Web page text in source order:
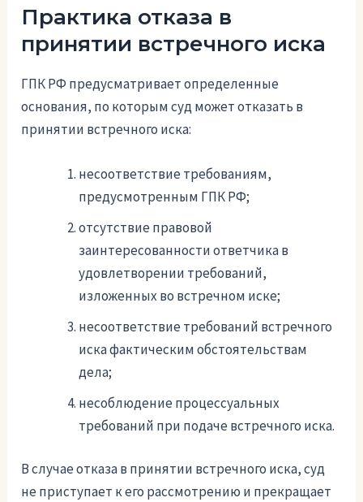
Практика отказа в
принятии встречного иска
ГПК РФ предусматривает определенные
основания, по которым суд может отказать в
принятии встречного иска:
несоответствие требованиям,
предусмотренным ГПК РФ;
отсутствие правовой
заинтересованности ответчика в
удовлетворении требований,
изложенных во встречном иске;
несоответствие требований встречного
иска фактическим обстоятельствам
дела;
несоблюдение процессуальных
требований при подаче встречного иска.
В случае отказа в принятии встречного иска, суд
не приступает к его рассмотрению и прекращает